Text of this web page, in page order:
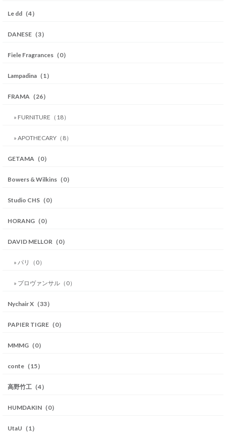
Le dd（4）
DANESE（3）
Fiele Fragrances（0）
Lampadina（1）
FRAMA（26）
» FURNITURE（18）
» APOTHECARY（8）
GETAMA（0）
Bowers & Wilkins（0）
Studio CHS（0）
HORANG（0）
DAVID MELLOR（0）
» パリ（0）
» プロヴァンサル（0）
Nychair X（33）
PAPIER TIGRE（0）
MMMG（0）
conte（15）
高野竹工（4）
HUMDAKIN（0）
UtaU（1）